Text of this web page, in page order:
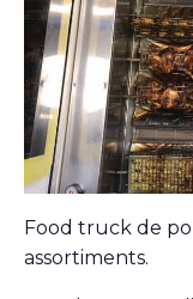
Food truck de
assortiments.